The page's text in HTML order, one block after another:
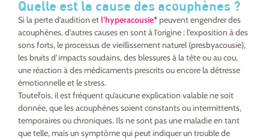
Quelle est la cause des acouphènes ?
Si la perte d’audition etl’hyperacousie*peuvent engendrer des
acouphènes, d’autres causes en sont à l’origine : l’exposition à des
sons forts, le processus de vieillissement naturel (presbyacousie),
les bruits d’impacts soudains, des blessures à la tête ou au cou,
une réaction à des médicaments prescrits ou encore la détresse
émotionnelle et le stress.
Toutefois, il est fréquent qu’aucune explication valable ne soit
donnée, que les acouphènes soient constants ou intermittents,
temporaires ou chroniques. Ils ne sont pas une maladie en tant
que telle, mais un symptôme qui peut indiquer un trouble de